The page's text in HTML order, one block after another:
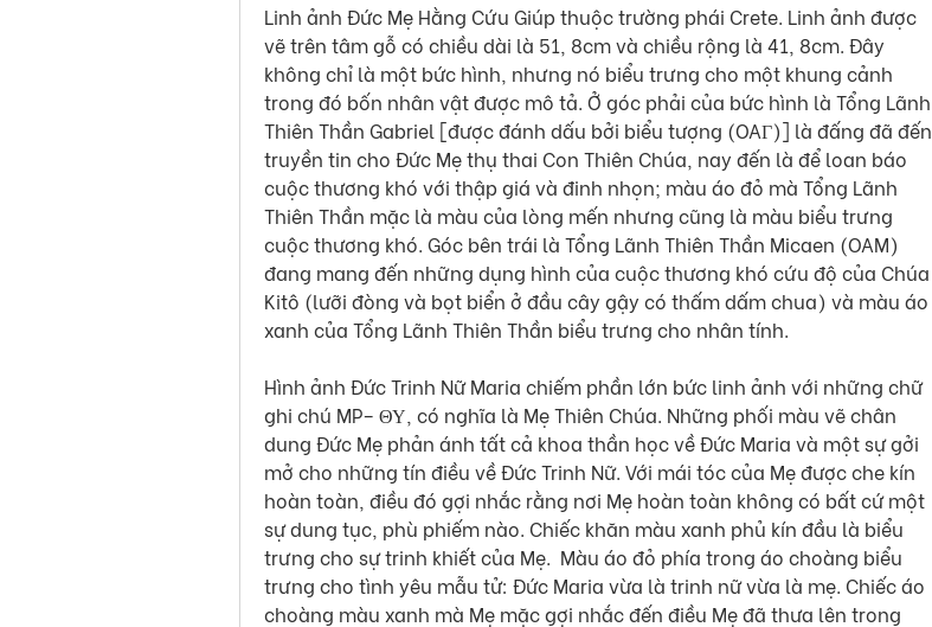
Linh ảnh Đức Mẹ Hằng Cứu Giúp thuộc trường phái Crete. Linh ảnh được
vẽ trên tâm gỗ có chiều dài là 51, 8cm và chiều rộng là 41, 8cm. Đây
không chỉ là một bức hình, nhưng nó biểu trưng cho một khung cảnh
trong đó bốn nhân vật được mô tả. Ở góc phải của bức hình là Tổng Lãnh
Thiên Thần Gabriel [được đánh dấu bởi biểu tượng (OAΓ)] là đấng đã đến
truyền tin cho Đức Mẹ thụ thai Con Thiên Chúa, nay đến là để loan báo
cuộc thương khó với thập giá và đinh nhọn; màu áo đỏ mà Tổng Lãnh
Thiên Thần mặc là màu của lòng mến nhưng cũng là màu biểu trưng
cuộc thương khó. Góc bên trái là Tổng Lãnh Thiên Thần Micaen (OAM)
đang mang đến những dụng hình của cuộc thương khó cứu độ của Chúa
Kitô (lưỡi đòng và bọt biển ở đầu cây gậy có thấm dấm chua) và màu áo
xanh của Tổng Lãnh Thiên Thần biểu trưng cho nhân tính.
Hình ảnh Đức Trinh Nữ Maria chiếm phần lớn bức linh ảnh với những chữ
ghi chú MP– ΘΥ, có nghĩa là Mẹ Thiên Chúa. Những phối màu vẽ chân
dung Đức Mẹ phản ánh tất cả khoa thần học về Đức Maria và một sự gởi
mở cho những tín điều về Đức Trinh Nữ. Với mái tóc của Mẹ được che kín
hoàn toàn, điều đó gợi nhắc rằng nơi Mẹ hoàn toàn không có bất cứ một
sự dung tục, phù phiếm nào. Chiếc khăn màu xanh phủ kín đầu là biểu
trưng cho sự trinh khiết của Mẹ.  Màu áo đỏ phía trong áo choàng biểu
trưng cho tình yêu mẫu tử: Đức Maria vừa là trinh nữ vừa là mẹ. Chiếc áo
choàng màu xanh mà Mẹ mặc gợi nhắc đến điều Mẹ đã thưa lên trong